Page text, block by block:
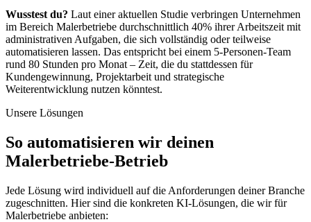
Wusstest du? Laut einer aktuellen Studie verbringen Unternehmen
im Bereich Malerbetriebe durchschnittlich 40% ihrer Arbeitszeit mit
administrativen Aufgaben, die sich vollständig oder teilweise
automatisieren lassen. Das entspricht bei einem 5-Personen-Team
rund 80 Stunden pro Monat – Zeit, die du stattdessen für
Kundengewinnung, Projektarbeit und strategische
Weiterentwicklung nutzen könntest.
Unsere Lösungen
So automatisieren wir deinen
Malerbetriebe-Betrieb
Jede Lösung wird individuell auf die Anforderungen deiner Branche
zugeschnitten. Hier sind die konkreten KI-Lösungen, die wir für
Malerbetriebe anbieten: